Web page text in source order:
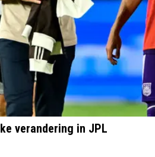
verandering in JPL